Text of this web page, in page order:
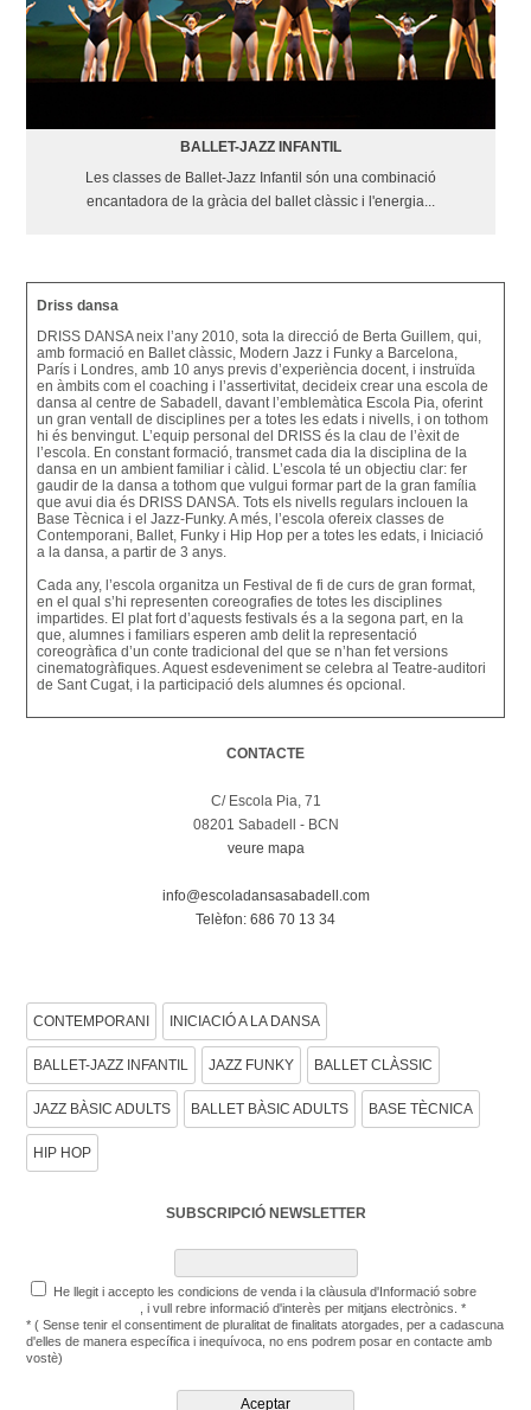
BALLET-JAZZ INFANTIL
Les classes de Ballet-Jazz Infantil són una combinació
encantadora de la gràcia del ballet clàssic i l'energia...
Driss dansa
DRISS DANSA neix l’any 2010, sota la direcció de Berta Guillem, qui,
amb formació en Ballet clàssic, Modern Jazz i Funky a Barcelona,
París i Londres, amb 10 anys previs d’experiència docent, i instruïda
en àmbits com el coaching i l’assertivitat, decideix crear una escola de
dansa al centre de Sabadell, davant l’emblemàtica Escola Pia, oferint
un gran ventall de disciplines per a totes les edats i nivells, i on tothom
hi és benvingut. L’equip personal del DRISS és la clau de l’èxit de
l’escola. En constant formació, transmet cada dia la disciplina de la
dansa en un ambient familiar i càlid. L’escola té un objectiu clar: fer
gaudir de la dansa a tothom que vulgui formar part de la gran família
que avui dia és DRISS DANSA. Tots els nivells regulars inclouen la
Base Tècnica i el Jazz-Funky. A més, l’escola ofereix classes de
Contemporani, Ballet, Funky i Hip Hop per a totes les edats, i Iniciació
a la dansa, a partir de 3 anys.
Cada any, l’escola organitza un Festival de fi de curs de gran format,
en el qual s’hi representen coreografies de totes les disciplines
impartides. El plat fort d’aquests festivals és a la segona part, en la
que, alumnes i familiars esperen amb delit la representació
coreogràfica d’un conte tradicional del que se n’han fet versions
cinematogràfiques. Aquest esdeveniment se celebra al Teatre-auditori
de Sant Cugat, i la participació dels alumnes és opcional.
CONTACTE
C/ Escola Pia, 71
08201 Sabadell - BCN
veure mapa
info@escoladansasabadell.com
Telèfon: 686 70 13 34
CONTEMPORANI INICIACIÓ A LA DANSA
BALLET-JAZZ INFANTIL JAZZ FUNKY BALLET CLÀSSIC
JAZZ BÀSIC ADULTS BALLET BÀSIC ADULTS BASE TÈCNICA
HIP HOP
SUBSCRIPCIÓ NEWSLETTER
He llegit i accepto les condicions de venda i la clàusula d'Informació sobre
, i vull rebre informació d'interès per mitjans electrònics. *
* ( Sense tenir el consentiment de pluralitat de finalitats atorgades, per a cadascuna
d'elles de manera específica i inequívoca, no ens podrem posar en contacte amb
vostè)